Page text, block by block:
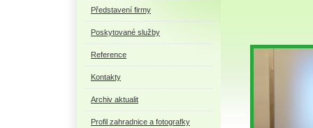
Představení firmy
Poskytované služby
Reference
Kontakty
Archiv aktualit
Profil zahradnice a fotografky